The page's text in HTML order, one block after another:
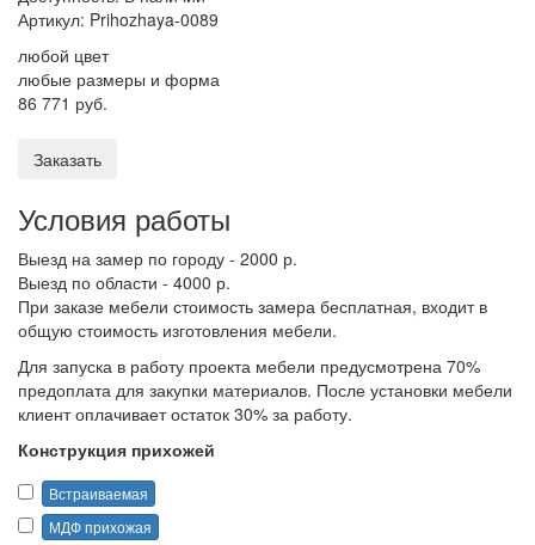
Артикул: Prihozhaya-0089
любой цвет
любые размеры и форма
86 771 руб.
Заказать
Условия работы
Выезд на замер по городу - 2000 р.
Выезд по области - 4000 р.
При заказе мебели стоимость замера бесплатная, входит в
общую стоимость изготовления мебели.
Для запуска в работу проекта мебели предусмотрена 70%
предоплата для закупки материалов. После установки мебели
клиент оплачивает остаток 30% за работу.
Конструкция прихожей
Встраиваемая
МДФ прихожая